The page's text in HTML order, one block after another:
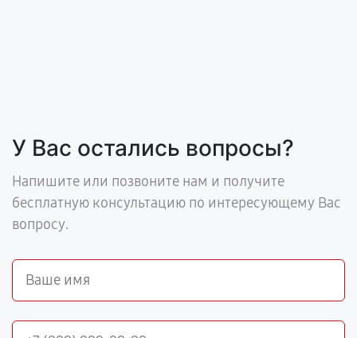
У Вас остались вопросы?
Напишите или позвоните нам и получите
бесплатную консультацию по интересующему Вас
вопросу.